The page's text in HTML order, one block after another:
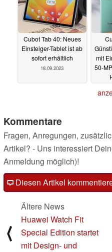
Cubot Tab 40: Neues
Einsteiger-Tablet ist ab
sofort erhältlich
18.09.2023
mit
50-
Kommentare
Fragen, Anregungen,
Artikel? - Uns interessiert
Anmeldung möglich)!
Diesen Artikel
⟨
Ältere News
Huawei Watch Fit
Special Edition startet
mit Design- und